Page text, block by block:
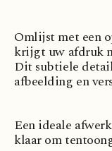
Omlijst met een
krijgt uw afdruk
Dit subtiele
afbeelding en
Een ideale
klaar om